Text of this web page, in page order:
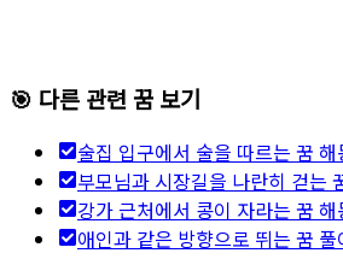
🎯 다른 관련 꿈 보기
술집 입구에서 술을 따르는 꿈 해
부모님과 시장길을 나란히 걷는
강가 근처에서 콩이 자라는 꿈 해
애인과 같은 방향으로 뛰는 꿈 풀